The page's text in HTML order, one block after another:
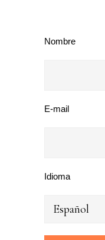
Nombre
E-mail
Idioma